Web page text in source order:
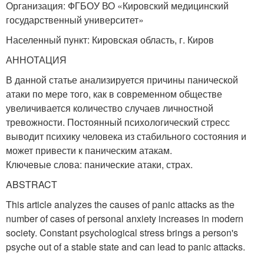
Организация: ФГБОУ ВО «Кировский медицинский
государственный университет»
Населенный пункт: Кировская область, г. Киров
АННОТАЦИЯ
В данной статье анализируется причины панической
атаки по мере того, как в современном обществе
увеличивается количество случаев личностной
тревожности. Постоянный психологический стресс
выводит психику человека из стабильного состояния и
может привести к паническим атакам.
Ключевые слова: панические атаки, страх.
ABSTRACT
This article analyzes the causes of panic attacks as the
number of cases of personal anxiety increases in modern
society. Constant psychological stress brings a person's
psyche out of a stable state and can lead to panic attacks.